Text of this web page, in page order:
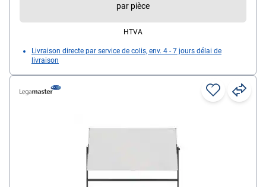
par pièce
HTVA
Livraison directe par service de colis, env. 4 - 7 jours délai de
livraison